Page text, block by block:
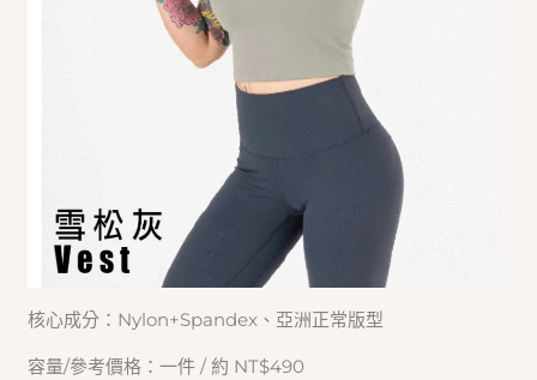
核心成分：Nylon+Spandex、亞洲正常版型
容量/參考價格：一件 / 約 NT$490